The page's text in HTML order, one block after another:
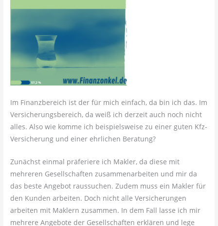
Im Finanzbereich ist der für mich einfach, da bin ich das. Im
Versicherungsbereich, da weiß ich derzeit auch noch nicht
alles. Also wie komme ich beispielsweise zu einer guten Kfz-
Versicherung und einer ehrlichen Beratung?
Zunächst einmal präferiere ich Makler, da diese mit
mehreren Gesellschaften zusammenarbeiten und mir da
das beste Angebot raussuchen. Zudem muss ein Makler für
den Kunden arbeiten. Doch nicht alle Versicherungen
arbeiten mit Maklern zusammen. In dem Fall lasse ich mir
mehrere Angebote der Gesellschaften erklären und lege